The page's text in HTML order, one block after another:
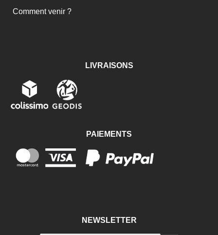
Comment venir ?
LIVRAISONS
PAIEMENTS
NEWSLETTER